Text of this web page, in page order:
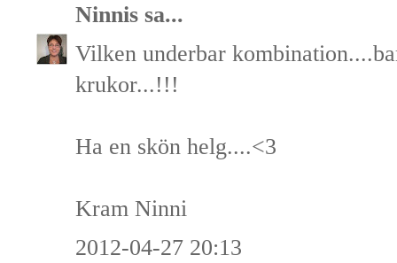
Ninnis sa...
Vilken underbar
krukor...!!!
Ha en skön helg....<3
Kram Ninni
2012-04-27 20:13